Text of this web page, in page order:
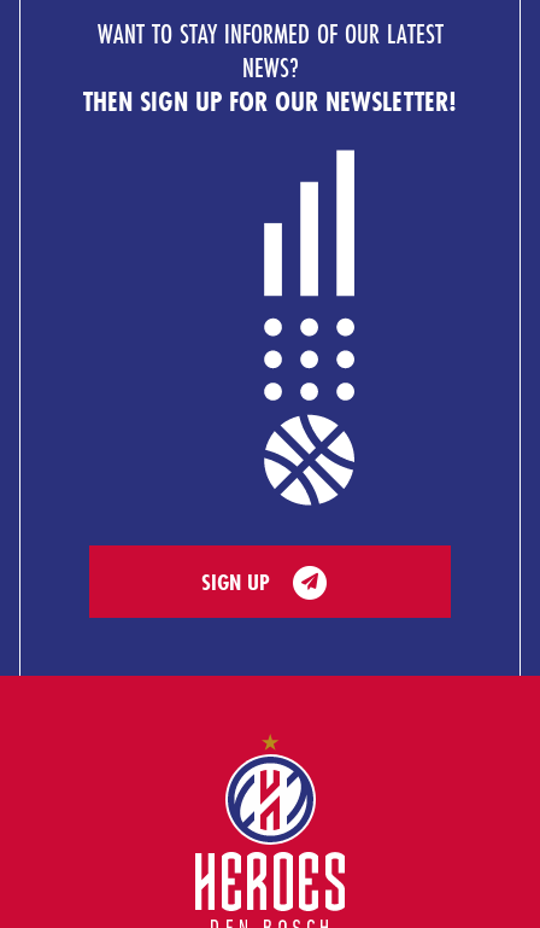
WANT TO STAY INFORMED OF OUR LATEST
NEWS?
THEN SIGN UP FOR OUR NEWSLETTER!
SIGN UP